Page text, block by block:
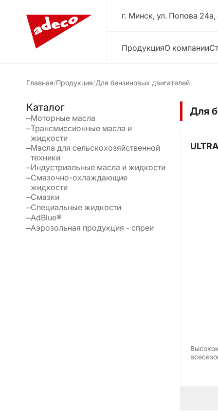
г. Минск, ул. Попова
ПродукцияО компании
Главная Продукция Для бензиновых двигателей
Каталог
Моторные масла
Трансмиссионные масла и
жидкости
Масла для сельскохозяйственной
техники
Индустриальные масла и жидкости
Смазочно-охлаждающие
жидкости
Смазки
Специальные жидкости
AdBlue®
Аэрозольная продукция - спреи
Для